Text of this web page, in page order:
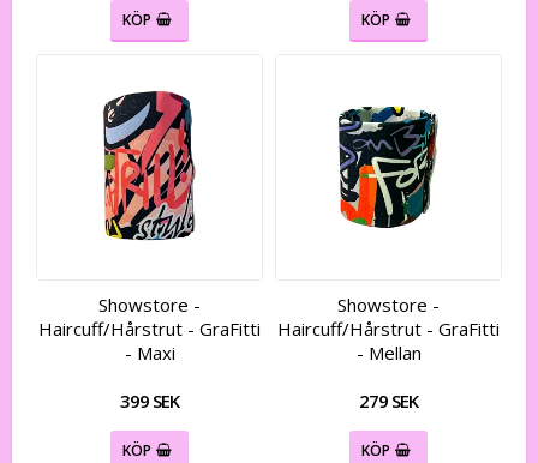
KÖP KÖP
Showstore -
Haircuff/Hårstrut - GraFitti
- Maxi
399 SEK
KÖP
Showstore -
Haircuff/Hårstrut - GraFitti
- Mellan
279 SEK
KÖP